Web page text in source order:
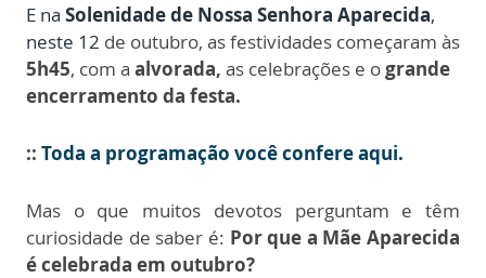
E na Solenidade de Nossa Senhora Aparecida,
neste 12 de outubro, as festividades começaram às
5h45, com a alvorada, as celebrações e ogrande
encerramento da festa.
:: Toda a programação você confere aqui.
Mas o que muitos devotos perguntam e têm
curiosidade de saber é: Por que a Mãe Aparecida
é celebrada em outubro?